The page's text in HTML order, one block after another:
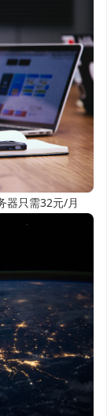
器只需32元/月